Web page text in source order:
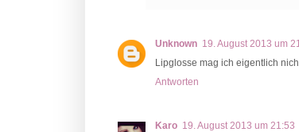
Unknown 19. August 2013 um
Lipglosse mag ich eigentlich
Antworten
Karo 19. August 2013 um 21:53